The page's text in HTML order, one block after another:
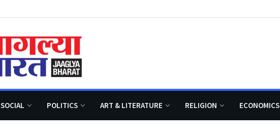
SOCIAL POLITICS ART & LITERATURE RELIGION ECONOMICS